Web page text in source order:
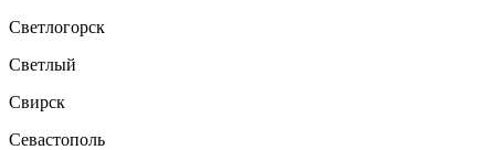
Светлогорск
Светлый
Свирск
Севастополь